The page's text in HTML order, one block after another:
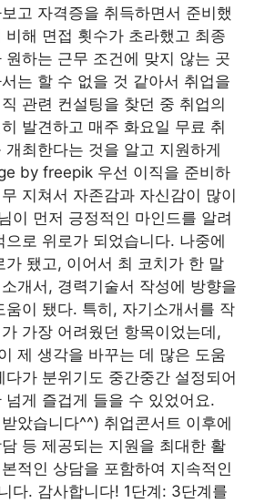
고 자격증을 취득하면서 준비했
비해 면접 횟수가 초라했고 최종
원하는 근무 조건에 맞지 않는 곳
는 할 수 없을 것 같아서 취업을
관련 컨설팅을 찾던 중 취업의
발견하고 매주 화요일 무료 취
개최한다는 것을 알고 지원하게
by freepik 우선 이직을 준비하
지쳐서 자존감과 자신감이 많이
이 먼저 긍정적인 마인드를 알려
으로 위로가 되었습니다. 나중에
가 됐고, 이어서 최 코치가 한 말
개서, 경력기술서 작성에 방향을
움이 됐다. 특히, 자기소개서를 작
가장 어려웠던 항목이었는데,
제 생각을 바꾸는 데 많은 도움
다가 분위기도 중간중간 설정되어
넘게 즐겁게 들을 수 있었어요.
았습니다^^) 취업콘서트 이후에
등 제공되는 지원을 최대한 활
적인 상담을 포함하여 지속적인
다. 감사합니다! 1단계: 3단계를